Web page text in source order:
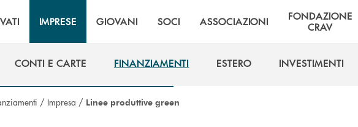
IMPRESE GIOVANI SOCI ASSOCIAZIONI
FONDAZIONE
CRAV
CONTI E CARTE
FINANZIAMENTI
ESTERO
INVESTIMENTI
/ Impresa / Linee produttive green